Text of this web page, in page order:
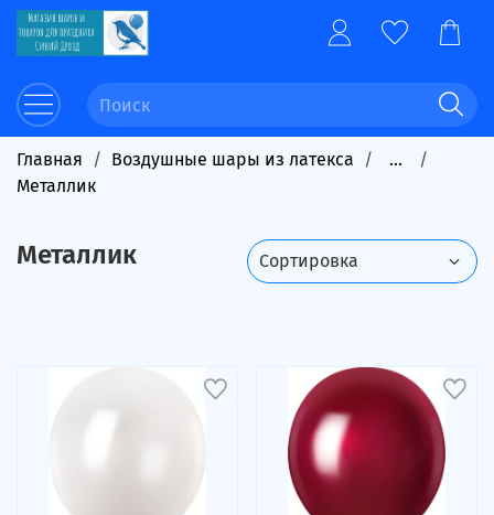
Главная Воздушные шары из латекса
...
Металлик
Металлик